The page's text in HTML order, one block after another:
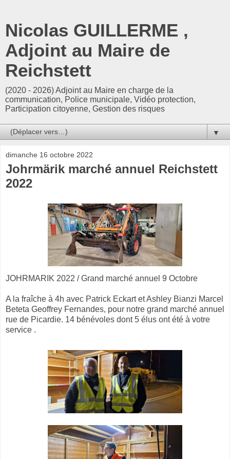
Nicolas GUILLERME ,
Adjoint au Maire de
Reichstett
(2020 - 2026) Adjoint au Maire en charge de la
communication, Police municipale, Vidéo protection,
Participation citoyenne, Gestion des risques
▼
dimanche 16 octobre 2022
Johrmärik marché annuel Reichstett
2022
JOHRMARIK 2022 / Grand marché annuel 9 Octobre
A la fraîche à 4h avec Patrick Eckart et Ashley Bianzi Marcel
Beteta Geoffrey Fernandes, pour notre grand marché annuel
rue de Picardie. 14 bénévoles dont 5 élus ont été à votre
service .